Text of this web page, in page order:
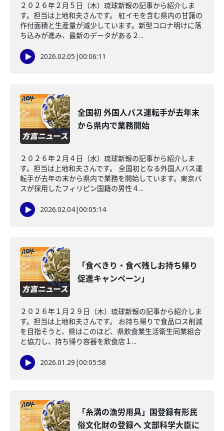
２０２６年２月５日（木）琉球新報の記事から紹介しま
す。担当は上地和夫さんです。 紅イモを含む県内の甘藷の
作付面積と生産量が減少しています。新型コロナ明けに落
ち込みが進み、最新のデータがある２...
2026.02.05 |00:06:11
全国初 外国人バス運転手が去年末
から県内で業務開始
２０２６年２月４日（水）琉球新報の記事から紹介しま
す。担当は上地和夫さんです。 全国初となる外国人バス運
転手が去年の末から県内で業務を開始しています。東京バ
スが採用したフィリピン国籍の男性４...
2026.02.04|00:05:14
「食べきり・食べ残しお持ち帰り
促進キャンペーン」
２０２６年１月２９日（木）琉球新報の記事から紹介しま
す。担当は上地和夫さんです。 お持ち帰りで食品ロス削減
を目指そうと、県はこのほど、県飲食業生活衛生同業組合
と協力し、持ち帰り容器を飲食店１...
2026.01.29 |00:05:58
「糸満の漁労用具」国登録有形民
俗文化財の登録へ 文部科学大臣に